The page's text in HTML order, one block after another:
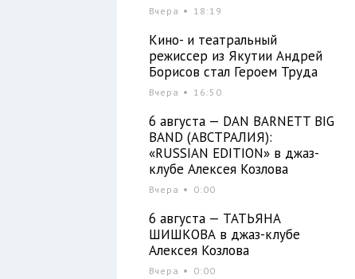
Вчера 18:19
Кино- и театральный
режиссер из Якутии Андрей
Борисов стал Героем Труда
Вчера 16:50
6 августа — DAN BARNETT BIG
BAND (АВСТРАЛИЯ):
«RUSSIAN EDITION» в джаз-
клубе Алексея Козлова
Вчера 0:00
6 августа — ТАТЬЯНА
ШИШКОВА в джаз-клубе
Алексея Козлова
Вчера 0:00